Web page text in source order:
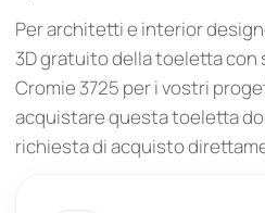
Per architetti e interior
3D gratuito della toeletta con
Cromie 3725 per i vostri
acquistare questa toeletta
richiesta di acquisto